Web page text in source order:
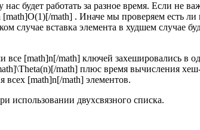
будет работать за разное время. Если не
math] . Иначе мы проверяем есть ли
случае вставка элемента в худшем случае
все [math]n[/math] ключей захешировались в
math] плюс время вычисления
всех [math]n[/math] элементов.
использовании двухсвязного списка.